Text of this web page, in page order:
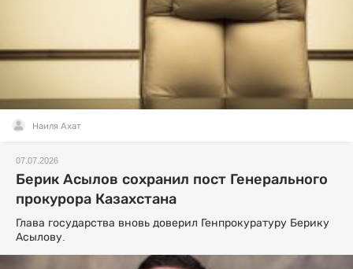
Наиля Ахат
07.07.2026
Берик Асылов сохранил пост Генерального
прокурора Казахстана
Глава государства вновь доверил Генпрокуратуру Берику
Асылову.